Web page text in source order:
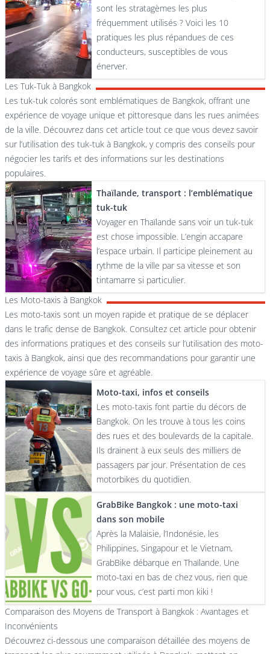
sont les stratagèmes les plus
fréquemment utilisés ? Voici les 10
pratiques les plus répandues de ces
conducteurs, susceptibles de vous
énerver.
Les Tuk-Tuk à Bangkok
Les tuk-tuk colorés sont emblématiques de Bangkok, offrant une
expérience de voyage unique et pittoresque dans les rues animées
de la ville. Découvrez dans cet article tout ce que vous devez savoir
sur l’utilisation des tuk-tuk à Bangkok, y compris des conseils pour
négocier les tarifs et des informations sur les destinations
populaires.
Thaïlande, transport : l’emblématique
tuk-tuk
Voyager en Thaïlande sans voir un tuk-tuk
est chose impossible. L’engin accapare
l’espace urbain. Il participe pleinement au
rythme de la ville par sa vitesse et son
tintamarre si particulier.
Les Moto-taxis à Bangkok
Les moto-taxis sont un moyen rapide et pratique de se déplacer
dans le trafic dense de Bangkok. Consultez cet article pour obtenir
des informations pratiques et des conseils sur l’utilisation des moto-
taxis à Bangkok, ainsi que des recommandations pour garantir une
expérience de voyage sûre et agréable.
Moto-taxi, infos et conseils
Les moto-taxis font partie du décors de
Bangkok. On les trouve à tous les coins
des rues et des boulevards de la capitale.
Ils drainent à eux seuls des milliers de
passagers par jour. Présentation de ces
motorbikes du quotidien.
GrabBike Bangkok : une moto-taxi
dans son mobile
Après la Malaisie, l’Indonésie, les
Philippines, Singapour et le Vietnam,
GrabBike débarque en Thaïlande. Une
moto-taxi en bas de chez vous, rien que
pour vous, c’est parti mon kiki !
Comparaison des Moyens de Transport à Bangkok : Avantages et
Inconvénients
Découvrez ci-dessous une comparaison détaillée des moyens de